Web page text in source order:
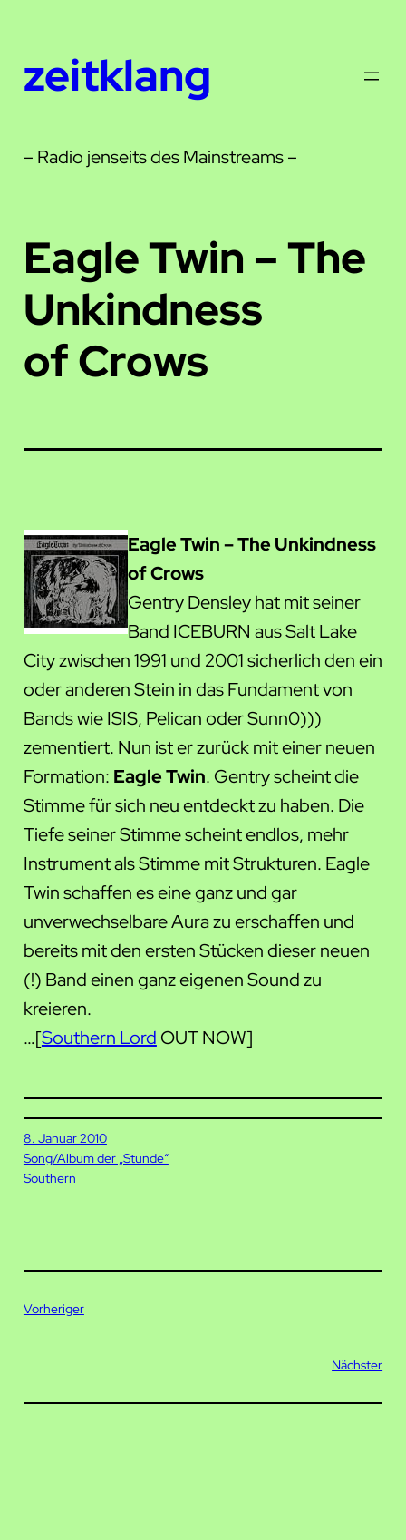
springen
zeitklang
– Radio jenseits des Mainstreams –
Eagle Twin – The
Unkindness
of Crows
Eagle Twin – The Unkindness
of Crows
Gentry Densley hat mit seiner
Band ICEBURN aus Salt Lake
City zwischen 1991 und 2001 sicherlich den ein
oder anderen Stein in das Fundament von
Bands wie ISIS, Pelican oder Sunn0)))
zementiert. Nun ist er zurück mit einer neuen
Formation: Eagle Twin. Gentry scheint die
Stimme für sich neu entdeckt zu haben. Die
Tiefe seiner Stimme scheint endlos, mehr
Instrument als Stimme mit Strukturen. Eagle
Twin schaffen es eine ganz und gar
unverwechselbare Aura zu erschaffen und
bereits mit den ersten Stücken dieser neuen
(!) Band einen ganz eigenen Sound zu
kreieren.
…[Southern Lord OUT NOW]
8. Januar 2010
Song/Album der „Stunde“
Southern
Vorheriger
Nächster